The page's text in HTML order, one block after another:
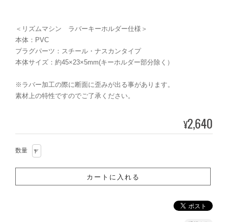
＜リズムマシン ラバーキーホルダー仕様＞
本体：PVC
プラグパーツ：スチール・ナスカンタイプ
本体サイズ：約45×23×5mm(キーホルダー部分除く）
※ラバー加工の際に断面に歪みが出る事があります。
素材上の特性ですのでご了承ください。
¥2,640
数量